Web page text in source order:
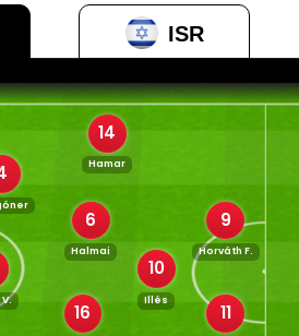
ISR
16
6
Halmai
14
Hamar
10
Illés
11
9
Horváth F.